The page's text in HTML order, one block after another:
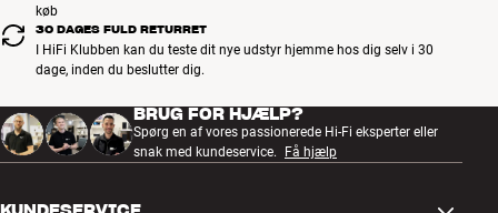
køb
30 DAGES FULD RETURRET
I HiFi Klubben kan du teste dit nye udstyr hjemme hos dig selv i 30
dage, inden du beslutter dig.
BRUG FOR HJÆLP?
Spørg en af vores passionerede Hi-Fi eksperter eller
snak med kundeservice.
Få hjælp